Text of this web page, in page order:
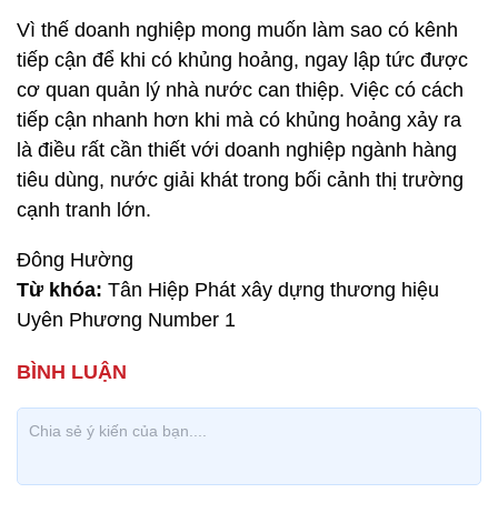
Vì thế doanh nghiệp mong muốn làm sao có kênh
tiếp cận để khi có khủng hoảng, ngay lập tức được
cơ quan quản lý nhà nước can thiệp. Việc có cách
tiếp cận nhanh hơn khi mà có khủng hoảng xảy ra
là điều rất cần thiết với doanh nghiệp ngành hàng
tiêu dùng, nước giải khát trong bối cảnh thị trường
cạnh tranh lớn.
Đông Hường
Từ khóa: Tân Hiệp Phát xây dựng thương hiệu
Uyên Phương Number 1